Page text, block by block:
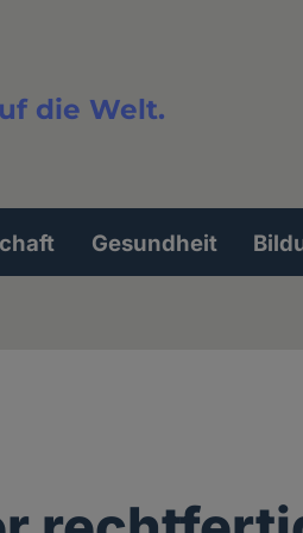
die Welt.
Gesundheit